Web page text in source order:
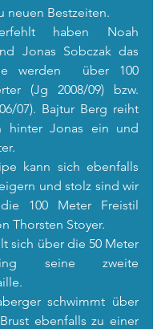
neuen Bestzeiten.
haben Noah
Jonas Sobczak das
werden  über 100
(Jg 2008/09) bzw.
07). Bajtur Berg reiht
hinter Jonas ein und
kann sich ebenfalls
und stolz sind wir
100 Meter Freistil
Thorsten Stoyer.
sich über die 50 Meter
seine zweite
schwimmt über
ebenfalls zu einer